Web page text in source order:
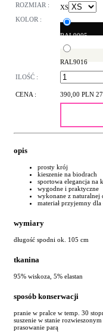
ROZMIAR : XS
KOLOR :
RAL9005
RAL9016
ILOŚĆ :
CENA : 390,00 PLN
opis
prosty krój
kieszenie na biodrach
sportowa elegancja na
wygodne i praktyczne
wykonane z naturalnej
materiał przyjemny dla
wymiary
długość spodni ok. 105 cm
tkanina
95% wiskoza, 5% elastan
sposób konserwacji
pranie w pralce w temp. 30
suszenie w stanie rozwieszonym
prasowanie parą